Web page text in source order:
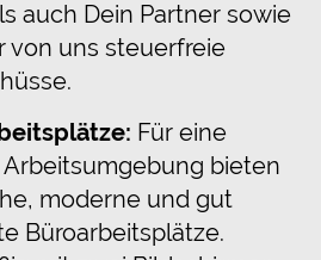
auch Dein Partner sowie
von uns steuerfreie
Für eine
bieten
moderne und gut
Büroarbeitsplätze.